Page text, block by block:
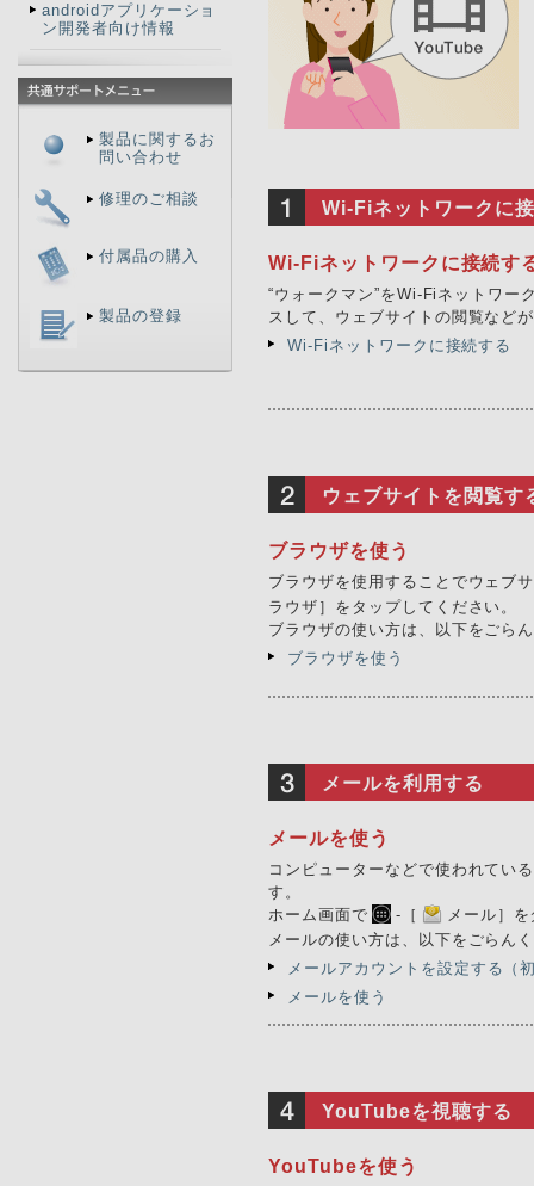
androidアプリケーショ
ン開発者向け情報
製品に関するお
問い合わせ
修理のご相談
付属品の購入
製品の登録
Wi-Fiネットワークに
Wi-Fiネットワークに接続す
“ウォークマン”をWi-Fiネットワー
スして、ウェブサイトの閲覧など
Wi-Fiネットワークに接続する
ウェブサイトを閲覧す
ブラウザを使う
ブラウザを使用することでウェブ
ラウザ］をタップしてください。
ブラウザの使い方は、以下をごら
ブラウザを使う
メールを利用する
メールを使う
コンピューターなどで使われてい
す。
ホーム画面で
-［
メール］
メールの使い方は、以下をごらん
メールアカウントを設定する（
メールを使う
YouTubeを視聴する
YouTubeを使う